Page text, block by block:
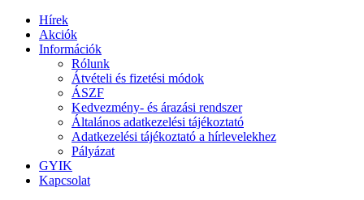
Hírek
Akciók
Információk
Rólunk
Átvételi és fizetési módok
ÁSZF
Kedvezmény- és árazási rendszer
Általános adatkezelési tájékoztató
Adatkezelési tájékoztató a hírlevelekhez
Pályázat
GYIK
Kapcsolat